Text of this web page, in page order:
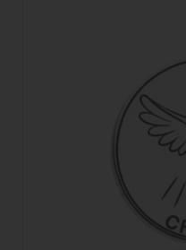
Berloque Flores e Natureza